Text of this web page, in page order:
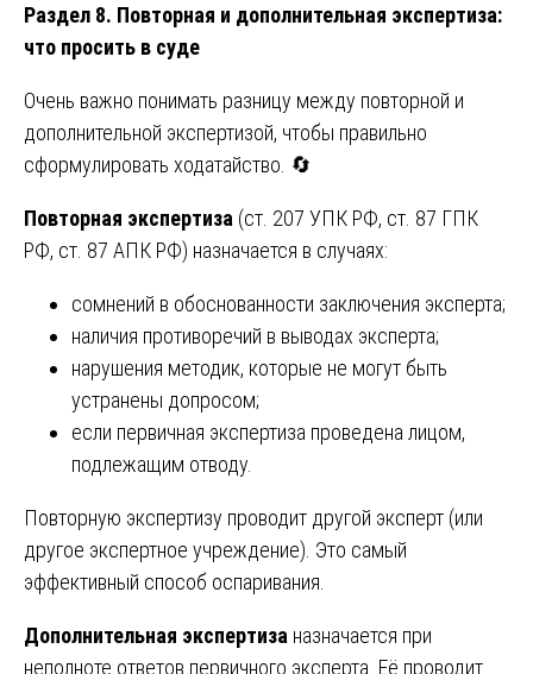
Раздел 8. Повторная и дополнительная экспертиза:
что просить в суде
Очень важно понимать разницу между повторной и
дополнительной экспертизой, чтобы правильно
сформулировать ходатайство. 🔄
Повторная экспертиза (ст. 207 УПК РФ, ст. 87 ГПК
РФ, ст. 87 АПК РФ) назначается в случаях:
сомнений в обоснованности заключения эксперта;
наличия противоречий в выводах эксперта;
нарушения методик, которые не могут быть
устранены допросом;
если первичная экспертиза проведена лицом,
подлежащим отводу.
Повторную экспертизу проводит другой эксперт (или
другое экспертное учреждение). Это самый
эффективный способ оспаривания.
Дополнительная экспертиза назначается при
неполноте ответов первичного эксперта. Её проводит